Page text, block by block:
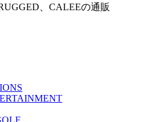
、CALEEの通販